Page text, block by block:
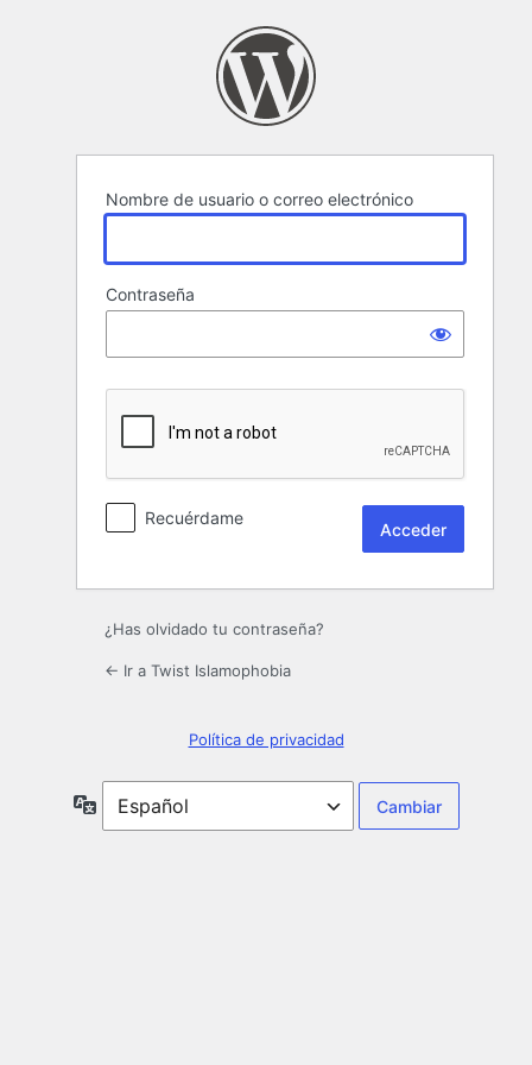
Nombre de usuario o correo electrónico
Contraseña
Recuérdame
¿Has olvidado tu contraseña?
← Ir a Twist Islamophobia
Política de privacidad
Idioma